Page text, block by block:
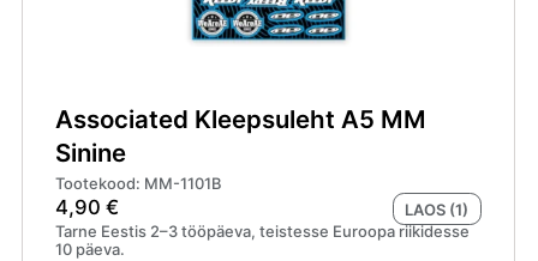
Associated Kleepsuleht A5 MM
Sinine
Tootekood: MM-1101B
4,90€
LAOS (1)
Tarne Eestis 2–3 tööpäeva, teistesse Euroopa riikidesse
10 päeva.